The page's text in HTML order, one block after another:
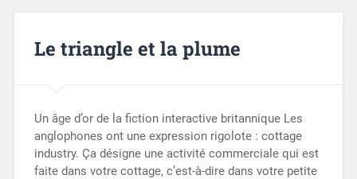
Le triangle et la plume
Un âge d’or de la fiction interactive britannique Les
anglophones ont une expression rigolote : cottage
industry. Ça désigne une activité commerciale qui est
faite dans votre cottage, c’est-à-dire dans votre petite